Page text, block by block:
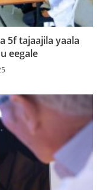
5f tajaajila yaala
eegale